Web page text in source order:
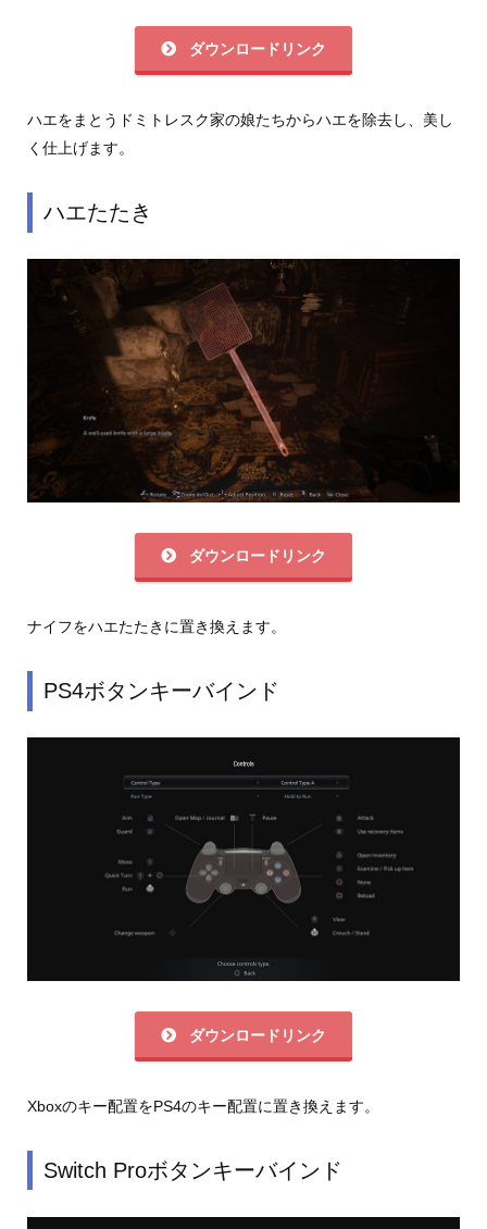
ダウンロードリンク
ハエをまとうドミトレスク家の娘たちからハエを除去し、美し
く仕上げます。
ハエたたき
ダウンロードリンク
ナイフをハエたたきに置き換えます。
PS4ボタンキーバインド
ダウンロードリンク
Xboxのキー配置をPS4のキー配置に置き換えます。
Switch Proボタンキーバインド